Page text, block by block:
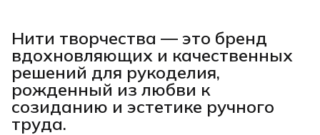
Нити творчества — это бренд
вдохновляющих и качественных
решений для рукоделия,
рожденный из любви к
созиданию и эстетике ручного
труда.